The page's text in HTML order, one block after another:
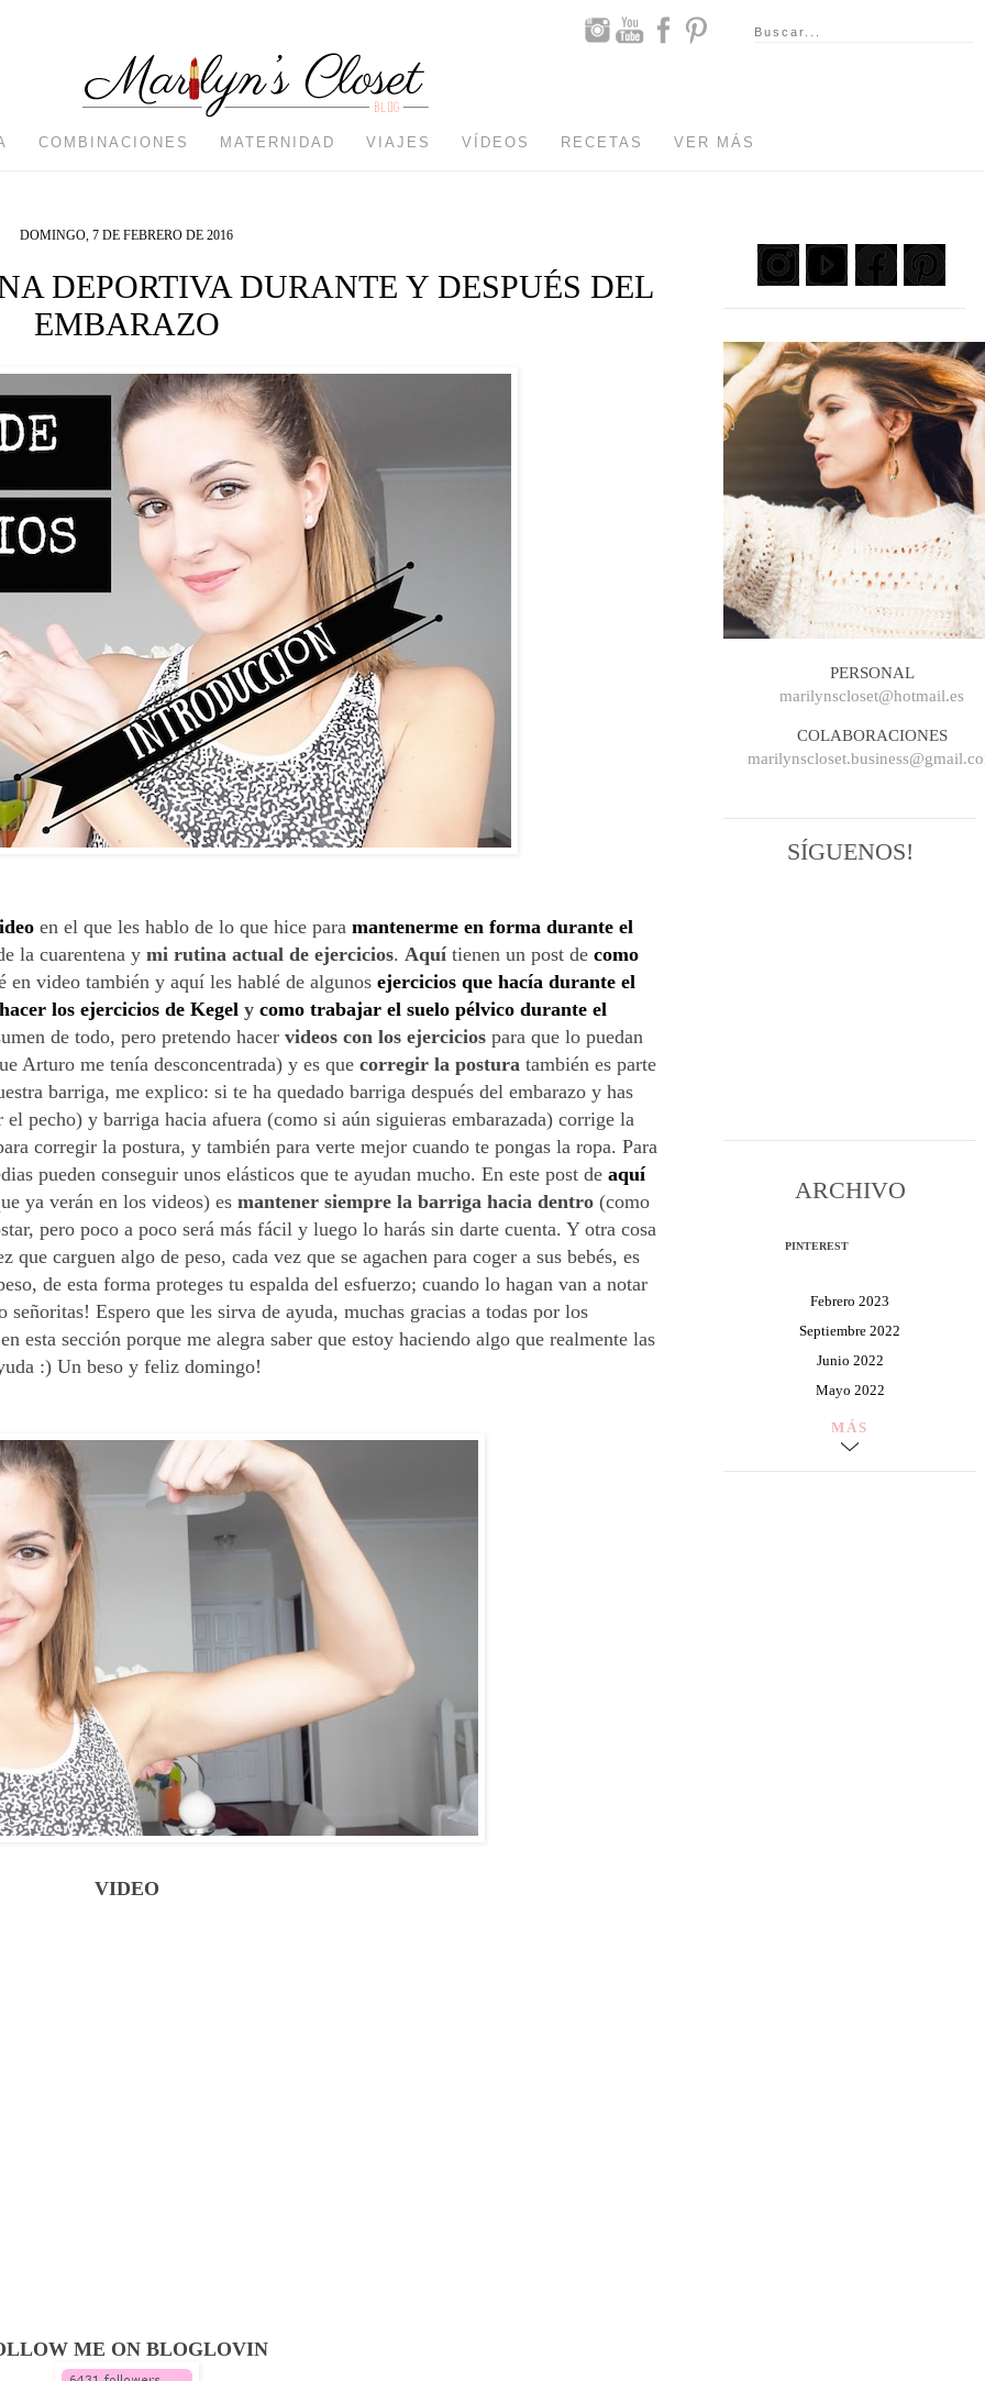
COMBINACIONES MATERNIDAD VIAJES VÍDEOS RECETAS VER MÁS
DOMINGO, 7 DE FEBRERO DE 2016
DEPORTIVA DURANTE Y DESPUÉS DEL
EMBARAZO
en el que les hablo de lo que hice para mantenerme en forma durante el
la cuarentena y mi rutina actual de ejercicios. Aquítienen un post de como
en video también y aquí les hablé de algunosejercicios que hacía durante el
los ejercicios de Kegel ycomo trabajar el suelo pélvico durante el
de todo, pero pretendo hacer videos con los ejerciciospara que lo puedan
Arturo me tenía desconcentrada) y es que corregir la postura también es parte
barriga, me explico: si te ha quedado barriga después del embarazo y has
pecho) y barriga hacia afuera (como si aún siguieras embarazada) corrige la
corregir la postura, y también para verte mejor cuando te pongas la ropa. Para
pueden conseguir unos elásticos que te ayudan mucho. En este post de aquí
ya verán en los videos) esmantener siempre la barriga hacia dentro (como
pero poco a poco será más fácil y luego lo harás sin darte cuenta. Y otra cosa
que carguen algo de peso, cada vez que se agachen para coger a sus bebés, es
de esta forma proteges tu espalda del esfuerzo; cuando lo hagan van a notar
señoritas! Espero que les sirva de ayuda, muchas gracias a todas por los
esta sección porque me alegra saber que estoy haciendo algo que realmente las
:) Un beso y feliz domingo!
VIDEO
ME ON BLOGLOVIN
PERSONAL
marilynscloset@hotmail.es
COLABORACIONES
SÍGUENOS!
ARCHIVO
PINTEREST
Febrero 2023
Septiembre 2022
Junio 2022
Mayo 2022
MÁS